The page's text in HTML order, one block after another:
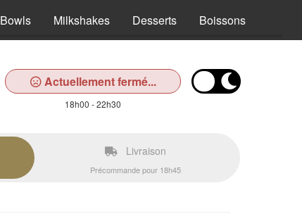
Bowls Milkshakes Desserts Boissons
Actuellement fermé...
18h00 - 22h30
Livraison
Précommande pour 18h45